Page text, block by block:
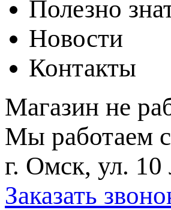
Полезно
Новости
Контакты
Магазин не
Мы работаем
г. Омск, ул. 10
Заказать